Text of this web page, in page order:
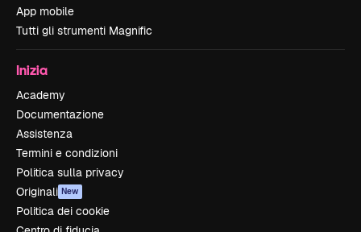
App mobile
Tutti gli strumenti Magnific
Inizia
Academy
Documentazione
Assistenza
Termini e condizioni
Politica sulla privacy
Originali New
Politica dei cookie